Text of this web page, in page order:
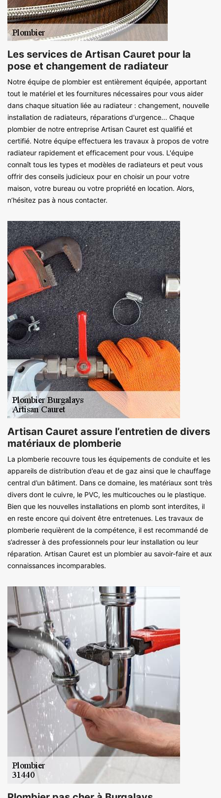
Les services de Artisan Cauret pour la
pose et changement de radiateur
Notre équipe de plombier est entièrement équipée, apportant
tout le matériel et les fournitures nécessaires pour vous aider
dans chaque situation liée au radiateur : changement, nouvelle
installation de radiateurs, réparations d'urgence... Chaque
plombier de notre entreprise Artisan Cauret est qualifié et
certifié. Notre équipe effectuera les travaux à propos de votre
radiateur rapidement et efficacement pour vous. L'équipe
connaît tous les types et modèles de radiateurs et peut vous
offrir des conseils judicieux pour en choisir un pour votre
maison, votre bureau ou votre propriété en location. Alors,
n’hésitez pas à nous contacter.
Artisan Cauret assure l’entretien de divers
matériaux de plomberie
La plomberie recouvre tous les équipements de conduite et les
appareils de distribution d’eau et de gaz ainsi que le chauffage
central d’un bâtiment. Dans ce domaine, les matériaux sont très
divers dont le cuivre, le PVC, les multicouches ou le plastique.
Bien que les nouvelles installations en plomb sont interdites, il
en reste encore qui doivent être entretenues. Les travaux de
plomberie requièrent de la compétence, il est recommandé de
s’adresser à des professionnels pour leur installation ou leur
réparation. Artisan Cauret est un plombier au savoir-faire et aux
connaissances incomparables.